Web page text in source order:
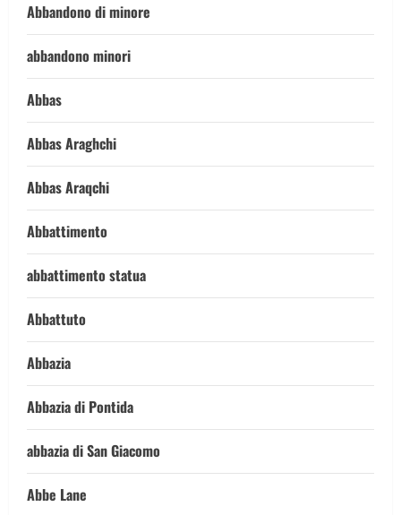
Abbandono di minore
abbandono minori
Abbas
Abbas Araghchi
Abbas Araqchi
Abbattimento
abbattimento statua
Abbattuto
Abbazia
Abbazia di Pontida
abbazia di San Giacomo
Abbe Lane